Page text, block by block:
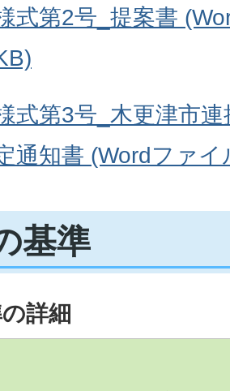
式第2号_提案書
式第3号_木更津市
通知書 (Wordファ
基準
詳細